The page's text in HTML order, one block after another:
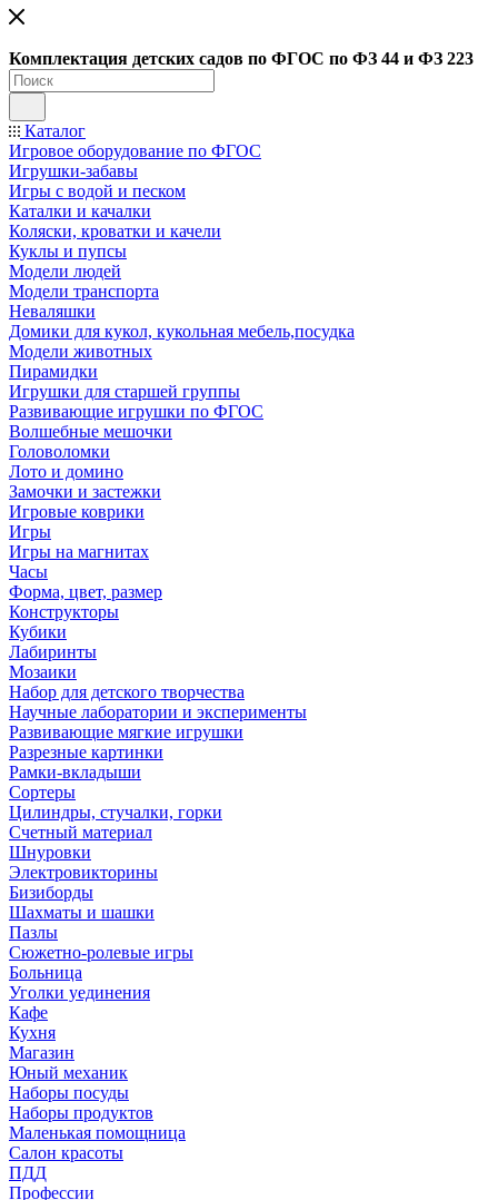
Комплектация детских садов по ФГОC по ФЗ 44 и ФЗ 223
Каталог
Игровое оборудование по ФГОС
Игрушки-забавы
Игры с водой и песком
Каталки и качалки
Коляски, кроватки и качели
Куклы и пупсы
Модели людей
Модели транспорта
Неваляшки
Домики для кукол, кукольная мебель,посудка
Модели животных
Пирамидки
Игрушки для старшей группы
Развивающие игрушки по ФГОС
Волшебные мешочки
Головоломки
Лото и домино
Замочки и застежки
Игровые коврики
Игры
Игры на магнитах
Часы
Форма, цвет, размер
Конструкторы
Кубики
Лабиринты
Мозаики
Набор для детского творчества
Научные лаборатории и эксперименты
Развивающие мягкие игрушки
Разрезные картинки
Рамки-вкладыши
Сортеры
Цилиндры, стучалки, горки
Счетный материал
Шнуровки
Электровикторины
Бизиборды
Шахматы и шашки
Пазлы
Сюжетно-ролевые игры
Больница
Уголки уединения
Кафе
Кухня
Магазин
Юный механик
Наборы посуды
Наборы продуктов
Маленькая помощница
Салон красоты
ПДД
Профессии